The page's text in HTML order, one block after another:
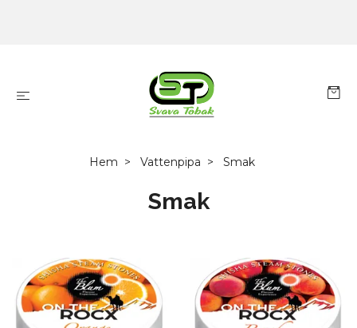
Hem Vattenpipa Smak
Smak